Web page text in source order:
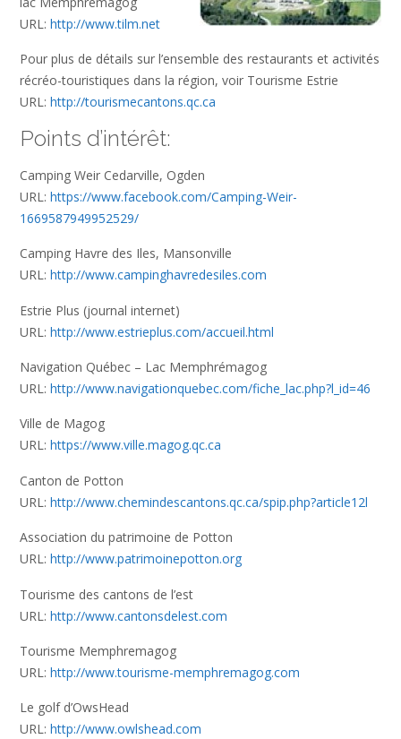
URL: http://www.tilm.net
Pour plus de détails sur l’ensemble des restaurants et activités
récréo-touristiques dans la région, voir Tourisme Estrie
URL: http://tourismecantons.qc.ca
Points d’intérêt:
Camping Weir Cedarville, Ogden
URL: https://www.facebook.com/Camping-Weir-
1669587949952529/
Camping Havre des Iles, Mansonville
URL: http://www.campinghavredesiles.com
Estrie Plus (journal internet)
URL: http://www.estrieplus.com/accueil.html
Navigation Québec – Lac Memphrémagog
URL: http://www.navigationquebec.com/fiche_lac.php?l_id=46
Ville de Magog
URL: https://www.ville.magog.qc.ca
Canton de Potton
URL: http://www.chemindescantons.qc.ca/spip.php?article12l
Association du patrimoine de Potton
URL: http://www.patrimoinepotton.org
Tourisme des cantons de l’est
URL: http://www.cantonsdelest.com
Tourisme Memphremagog
URL: http://www.tourisme-memphremagog.com
Le golf d’OwsHead
URL: http://www.owlshead.com